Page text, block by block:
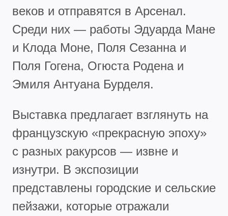
веков и отправятся в Арсенал.
Среди них — работы Эдуарда Мане
и Клода Моне, Поля Сезанна и
Поля Гогена, Огюста Родена и
Эмиля Антуана Бурделя.
Выставка предлагает взглянуть на
французскую «прекрасную эпоху»
с разных ракурсов — извне и
изнутри. В экспозиции
представлены городские и сельские
пейзажи, которые отражали